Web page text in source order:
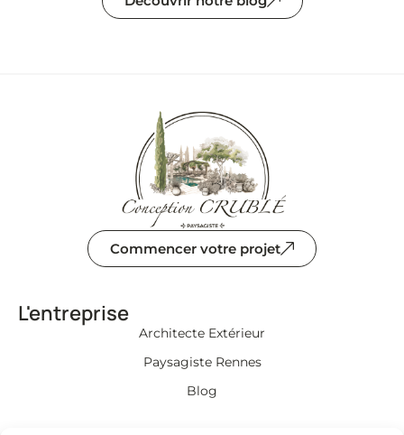
Commencer votre projet
L'entreprise
Architecte Extérieur
Paysagiste Rennes
Blog